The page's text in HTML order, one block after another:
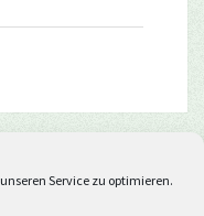
Service zu optimieren.